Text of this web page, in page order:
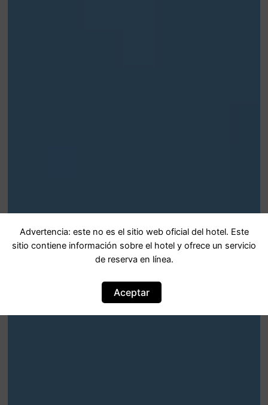
Advertencia: este no es el sitio web oficial del hotel. Este
sitio contiene información sobre el hotel y ofrece un servicio
de reserva en línea.
Aceptar